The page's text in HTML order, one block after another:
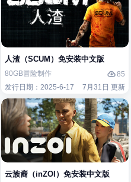
Ages）免安装中文版
人渣（SCUM）免安装中文版
80GB冒险制作
85
发行日期：2025-6-17
7月31日 更新
云族裔（inZOI）免安装中文版